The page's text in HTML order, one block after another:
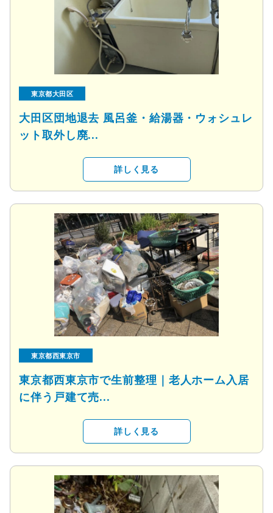
東京都大田区
大田区団地退去 風呂釜・給湯器・ウォシュレ
ット取外し廃...
詳しく見る
東京都西東京市
東京都西東京市で生前整理｜老人ホーム入居
に伴う戸建て売...
詳しく見る